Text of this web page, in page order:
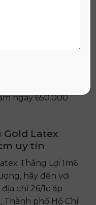
chính sách đổi
bộ quà tặng
nhiên, 1 gối
ngay 650.000
Gold Latex
uy tín
Thắng Lợi 1m6
hãy đến với
chỉ 26/1c ấp
Thành phố Hồ Chí